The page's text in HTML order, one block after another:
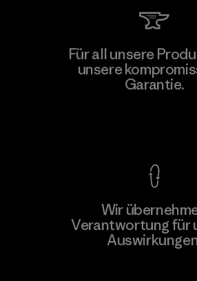
Mehr dazu
MAS Active (Pvt) Ltd -
Für all unsere
unsere
Garantie.
Wir
Verantwortung für